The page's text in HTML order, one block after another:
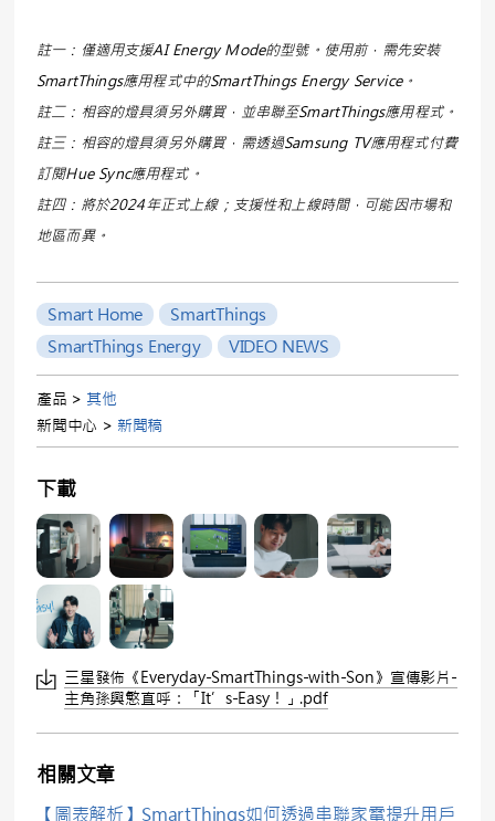
註一：僅適用支援AI Energy Mode的型號。使用前，需先安裝
SmartThings應用程式中的SmartThings Energy Service。
註二：相容的燈具須另外購買，並串聯至SmartThings應用程式。
註三：相容的燈具須另外購買，需透過Samsung TV應用程式付費
訂閱Hue Sync應用程式。
註四：將於2024年正式上線；支援性和上線時間，可能因市場和
地區而異。
Smart Home
SmartThings
SmartThings Energy
VIDEO NEWS
產品 > 其他
新聞中心 > 新聞稿
下載
三星發佈《Everyday-SmartThings-with-Son》宣傳影片-
主角孫興慜直呼：「It’s-Easy！」.pdf
相關文章
【圖表解析】SmartThings如何透過串聯家電提升用戶